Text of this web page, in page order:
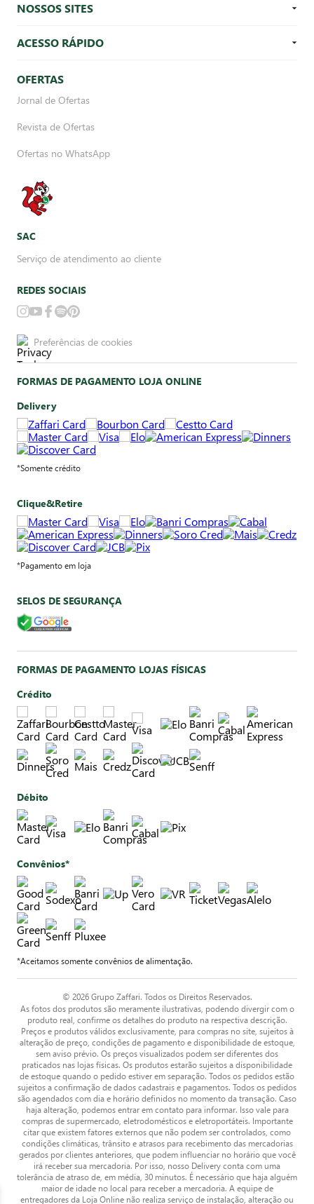
NOSSOS SITES
ACESSO RÁPIDO
OFERTAS
Jornal de Ofertas
Revista de Ofertas
Ofertas no WhatsApp
SAC
Serviço de atendimento ao cliente
REDES SOCIAIS
Preferências de cookies
FORMAS DE PAGAMENTO LOJA ONLINE
Delivery
*Somente crédito
Clique&Retire
*Pagamento em loja
SELOS DE SEGURANÇA
FORMAS DE PAGAMENTO LOJAS FÍSICAS
Crédito
Débito
Convênios*
*Aceitamos somente convênios de alimentação.
© 2026 Grupo Zaffari. Todos os Direitos Reservados.
As fotos dos produtos são meramente ilustrativas, podendo divergir com o
produto real, confirme os detalhes do produto na respectiva descrição.
Preços e produtos válidos exclusivamente, para compras no site, sujeitos à
alteração de preço, condições de pagamento e disponibilidade de estoque,
sem aviso prévio. Os preços visualizados podem ser diferentes dos
praticados nas lojas físicas. Os produtos estarão sujeitos a disponibilidade
de estoque quando o pedido estiver em separação. Todos os pedidos estão
sujeitos a confirmação de dados cadastrais e pagamentos. Todos os pedidos
são agendados com dia e horário definidos no momento da transação. Caso
haja alteração, podemos entrar em contato para informar. Isso vale para
compras de supermercado, eletrodomésticos e eletroportáteis. Importante
citar que existem fatores externos que não podem ser controlados, como
condições climáticas, trânsito e atrasos para recebimento das mercadorias
gerados por clientes anteriores, que podem influenciar no horário que você
irá receber sua mercadoria. Por isso, nosso Delivery conta com uma
tolerância de atraso de, em média, 30 minutos. É necessário que haja alguém
maior de idade no local para receber a mercadoria. A equipe de
entregadores da Loja Online não realiza serviço de instalação, alteração ou